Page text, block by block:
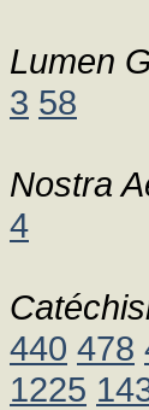
Lumen
3 58
Nostra
4
440 478
1225